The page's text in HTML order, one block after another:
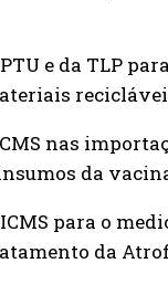
e da TLP
nas
da
para o
da